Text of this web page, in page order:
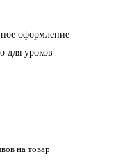
оформление
для уроков
на товар